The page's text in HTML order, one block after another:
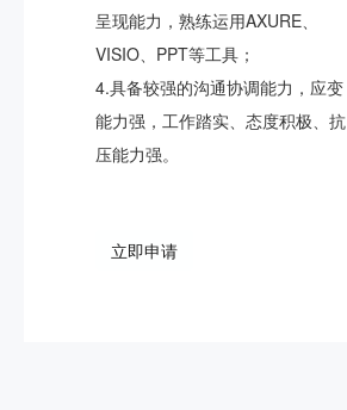
呈现能力，熟练运用AXURE、
VISIO、PPT等工具；
4.具备较强的沟通协调能力，应变
能力强，工作踏实、态度积极、抗
压能力强。
立即申请